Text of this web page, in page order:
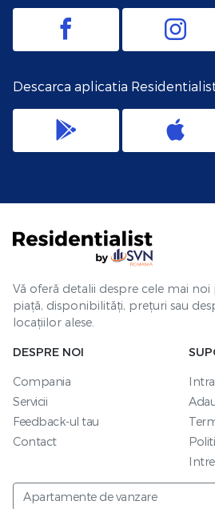
Descarca aplicatia
Vă oferă detalii despre cele mai
piață, disponibilități, prețuri sau
locațiilor alese.
DESPRE NOI
Compania
Servicii
Feedback-ul tau
Contact
Apartamente de vanzare